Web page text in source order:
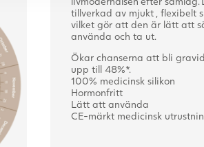
tillverkad av mjukt , flexibelt
vilket gör att den är lätt att
använda och ta ut.
Ökar chanserna att bli
upp till 48%*.
100% medicinsk silikon
Hormonfritt
Lätt att använda
CE-märkt medicinsk